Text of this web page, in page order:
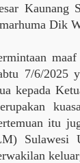
Kaunang
Dik
7/6/2025
kepada
itu
Sulawesi